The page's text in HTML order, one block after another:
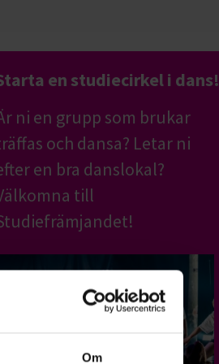
Om
en studiecirkel i dans!
ni en grupp som brukar
och dansa? Letar ni
en bra danslokal?
till